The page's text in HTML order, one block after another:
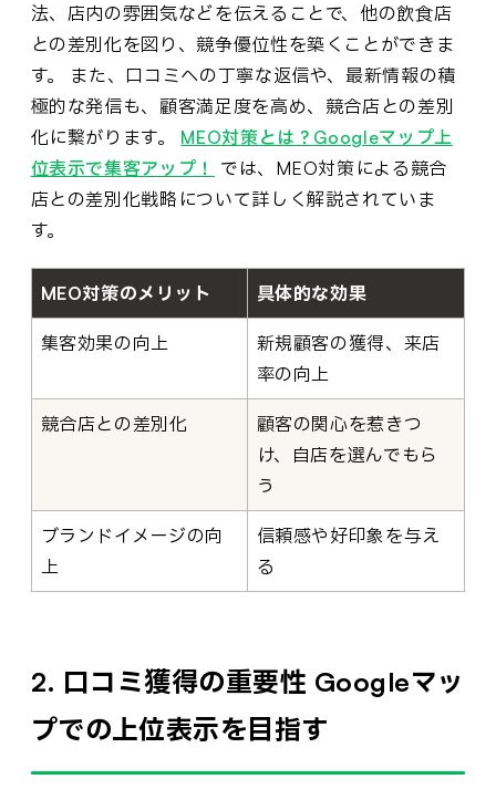
法、店内の雰囲気などを伝えることで、他の飲食店
との差別化を図り、競争優位性を築くことができま
す。 また、口コミへの丁寧な返信や、最新情報の積
極的な発信も、顧客満足度を高め、競合店との差別
化に繋がります。 MEO対策とは？Googleマップ上
位表示で集客アップ！
では、MEO対策による競合
店との差別化戦略について詳しく解説されていま
す。
MEO対策のメリット 具体的な効果
集客効果の向上
新規顧客の獲得、来店
率の向上
競合店との差別化
顧客の関心を惹きつ
け、自店を選んでもら
う
ブランドイメージの向
上
信頼感や好印象を与え
る
2. 口コミ獲得の重要性 Googleマッ
プでの上位表示を目指す